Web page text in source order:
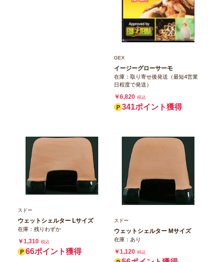
GEX
イージーグローサーモ
在庫：取り寄せ後発送（最短4営業
日程度で発送）
￥6,820 税込
341ポイント獲得
スドー
ウェットシェルター Lサイズ
在庫：残りわずか
￥1,310 税込
66ポイント獲得
スドー
ウェットシェルター Mサイズ
在庫：あり
￥1,120 税込